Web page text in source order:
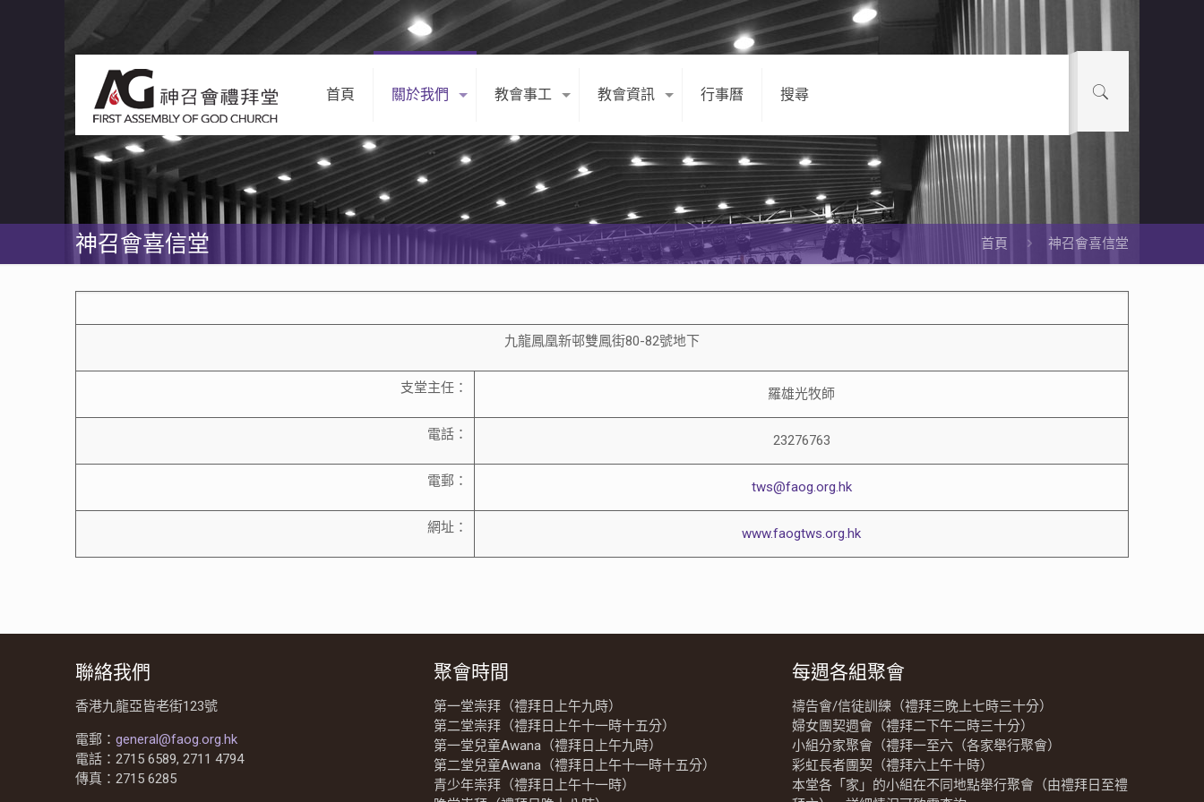
首頁 關於我們 教會事工 教會資訊 行事曆 搜尋
神召會喜信堂 首頁 神召會喜信堂
九龍鳳凰新邨雙鳳街80-82號地下
支堂主任： 羅雄光牧師
電話： 23276763
電郵： tws@faog.org.hk
網址： www.faogtws.org.hk
聯絡我們
香港九龍亞皆老街123號
電郵： general@faog.org.hk
電話：2715 6589, 2711 4794
傳真：2715 6285
聚會時間
第一堂崇拜（禮拜日上午九時）
第二堂崇拜（禮拜日上午十一時十五分）
第一堂兒童Awana（禮拜日上午九時）
第二堂兒童Awana（禮拜日上午十一時十五分）
青少年崇拜（禮拜日上午十一時）
每週各組聚會
禱告會/信徒訓練（禮拜三晚上七時三十分）
婦女團契週會（禮拜二下午二時三十分）
小組分家聚會（禮拜一至六（各家舉行聚會）
彩虹長者團契（禮拜六上午十時）
本堂各「家」的小組在不同地點舉行聚會（由禮拜日至禮